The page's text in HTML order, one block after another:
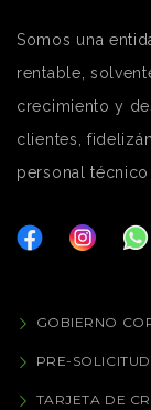
Somos una
rentable,
crecimiento y
clientes,
personal
GOBIERNO
PRE-SOLICITUD
TARJETA DE